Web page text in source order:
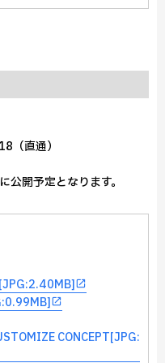
直通）
開予定となります。
CONCEPT[JPG: